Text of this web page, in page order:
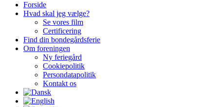
Forside
Hvad skal jeg vælge?
Se vores film
Certificering
Find din bondegårdsferie
Om foreningen
Ny feriegård
Cookiepolitik
Persondatapolitik
Kontakt os